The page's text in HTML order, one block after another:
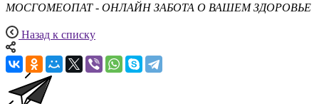
МОСГОМЕОПАТ - ОНЛАЙН ЗАБОТА О ВАШЕМ ЗДОРОВЬЕ
Назад к списку